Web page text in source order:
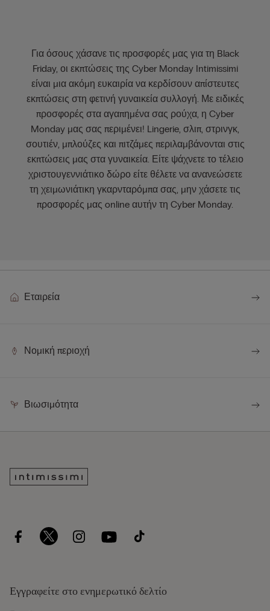
Για όσους χάσανε τις προσφορές μας για τη Black
Friday, οι εκπτώσεις της Cyber Monday Intimissimi
είναι μια ακόμη ευκαιρία να κερδίσουν απίστευτες
εκπτώσεις στη φετινή γυναικεία συλλογή. Με ειδικές
προσφορές στα αγαπημένα σας ρούχα, η Cyber
Monday μας σας περιμένει! Lingerie, σλιπ, στρινγκ,
σουτιέν, μπλούζες και πιτζάμες περιλαμβάνονται στις
εκπτώσεις μας στα γυναικεία. Είτε ψάχνετε το τέλειο
χριστουγεννιάτικο δώρο είτε θέλετε να ανανεώσετε
τη χειμωνιάτικη γκαρνταρόμπα σας, μην χάσετε τις
προσφορές μας online αυτήν τη Cyber Monday.
Εταιρεία
Νομική περιοχή
Βιωσιμότητα
Εγγραφείτε στο ενημερωτικό δελτίο